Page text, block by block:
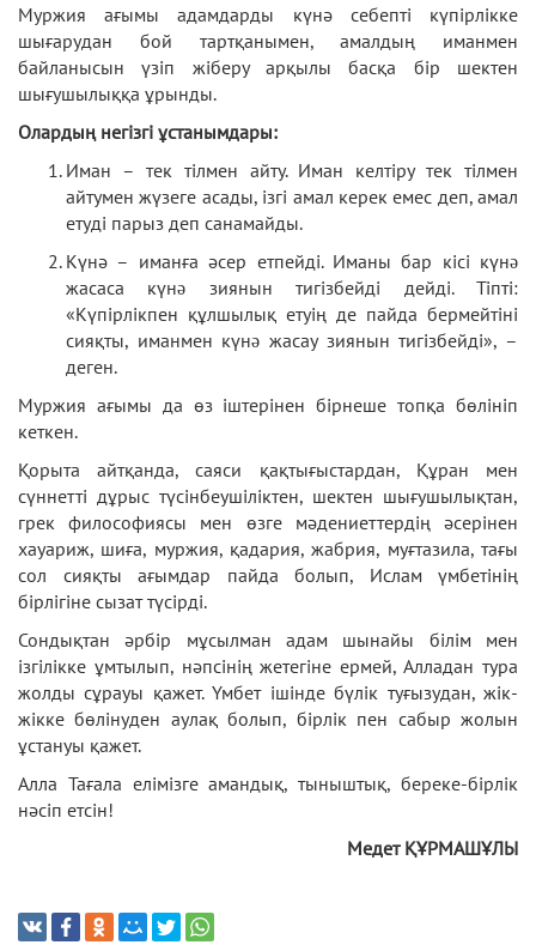
Муржия ағымы адамдарды күнә себепті күпірлікке
шығарудан бой тартқанымен, амалдың иманмен
байланысын үзіп жіберу арқылы басқа бір шектен
шығушылыққа ұрынды.
Олардың негізгі ұстанымдары:
Иман – тек тілмен айту. Иман келтіру тек тілмен
айтумен жүзеге асады, ізгі амал керек емес деп, амал
етуді парыз деп санамайды.
Күнә – иманға әсер етпейді. Иманы бар кісі күнə
жасаса күнə зиянын тигізбейді дейді. Тіпті:
«Күпірлікпен құлшылық етуің де пайда бермейтіні
сияқты, иманмен күнə жасау зиянын тигізбейді», –
деген.
Муржия ағымы да өз іштерінен бірнеше топқа бөлініп
кеткен.
Қорыта айтқанда, саяси қақтығыстардан, Құран мен
сүннетті дұрыс түсінбеушіліктен, шектен шығушылықтан,
грек философиясы мен өзге мәдениеттердің әсерінен
хауариж, шиға, муржия, қадария, жабрия, муғтазила, тағы
сол сияқты ағымдар пайда болып, Ислам үмбетінің
бірлігіне сызат түсірді.
Сондықтан әрбір мұсылман адам шынайы білім мен
ізгілікке ұмтылып, нәпсінің жетегіне ермей, Алладан тура
жолды сұрауы қажет. Үмбет ішінде бүлік туғызудан, жік-
жікке бөлінуден аулақ болып, бірлік пен сабыр жолын
ұстануы қажет.
Алла Тағала елімізге амандық, тыныштық, береке-бірлік
нәсіп етсін!
Медет ҚҰРМАШҰЛЫ